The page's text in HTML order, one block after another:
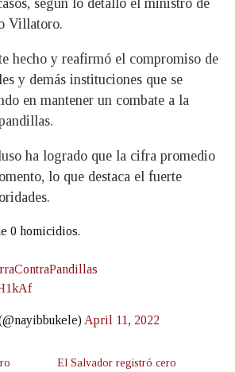
Villatoro.
hecho y reafirmó el compromiso de
y demás instituciones que se
en mantener un combate a la
ha logrado que la cifra promedio
lo que destaca el fuerte
0 homicidios.
April 11, 2022
El Salvador registró cero